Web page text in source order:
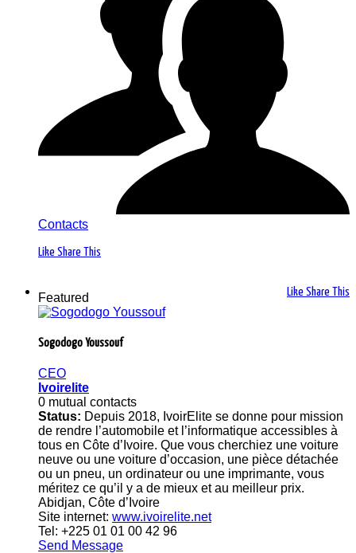
Contacts
Like Share This
Like Share This
Featured
Sogodogo Youssouf
CEO
Ivoirelite
0 mutual contacts
Status: Depuis 2018, IvoirElite se donne pour mission
de rendre l’automobile et l’informatique accessibles à
tous en Côte d’Ivoire. Que vous cherchiez une voiture
neuve ou une voiture d’occasion, une pièce détachée
ou un pneu, un ordinateur ou une imprimante, vous
méritez ce qu’il y a de mieux et au meilleur prix.
Abidjan, Côte d’Ivoire
Site internet: www.ivoirelite.net
Tel: +225 01 01 00 42 96
Send Message